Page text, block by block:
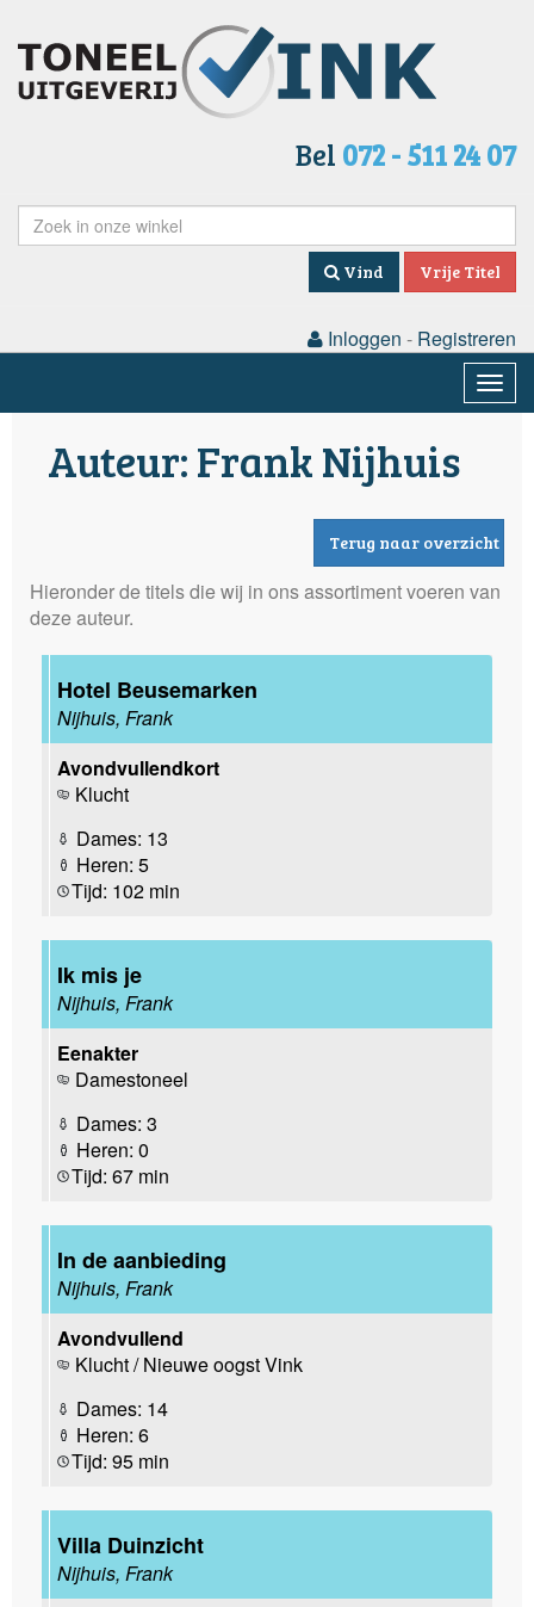
Bel 072 - 511 24 07
Vind Vrije Titel
Inloggen - Registreren
Auteur: Frank Nijhuis
Terug naar overzicht
Hieronder de titels die wij in ons assortiment voeren van
deze auteur.
Hotel Beusemarken
Nijhuis, Frank
Avondvullendkort
Klucht
Dames: 13
Heren: 5
Tijd: 102 min
Ik mis je
Nijhuis, Frank
Eenakter
Damestoneel
Dames: 3
Heren: 0
Tijd: 67 min
In de aanbieding
Nijhuis, Frank
Avondvullend
Klucht / Nieuwe oogst Vink
Dames: 14
Heren: 6
Tijd: 95 min
Villa Duinzicht
Nijhuis, Frank